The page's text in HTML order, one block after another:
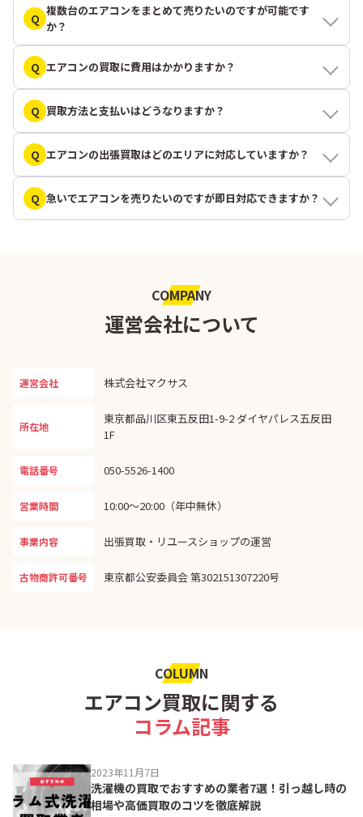
Q
複数台のエアコンをまとめて売りたいのですが可能です
か？
Q エアコンの買取に費用はかかりますか？
Q 買取方法と支払いはどうなりますか？
Q エアコンの出張買取はどのエリアに対応していますか？
Q 急いでエアコンを売りたいのですが即日対応できますか？
COMPANY
運営会社について
運営会社 株式会社マクサス
所在地
東京都品川区東五反田1-9-2 ダイヤパレス五反田
1F
電話番号 050-5526-1400
営業時間 10:00〜20:00（年中無休）
事業内容 出張買取・リユースショップの運営
古物商許可番号 東京都公安委員会 第302151307220号
COLUMN
エアコン買取に関する
コラム記事
2023年11月7日
洗濯機の買取でおすすめの業者7選！引っ越し時の
相場や高価買取のコツを徹底解説